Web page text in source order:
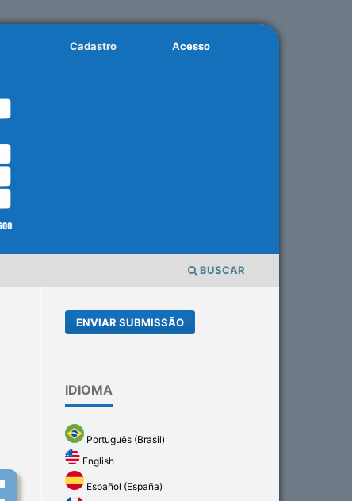
BUSCAR
Cadastro Acesso
ENVIAR SUBMISSÃO
IDIOMA
Português (Brasil)
English
Español (España)